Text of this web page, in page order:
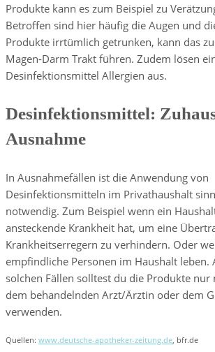
Produkte kann es zum Beispiel zu
Betroffen sind hier häufig die Augen und
Produkte irrtümlich getrunken, kann das
Magen-Darm Trakt führen. Zudem lösen
Desinfektionsmittel Allergien aus.
Desinfektionsmittel:
Ausnahme
In Ausnahmefällen ist die Anwendung von
Desinfektionsmitteln im Privathaushalt
notwendig. Zum Beispiel wenn ein
ansteckende Krankheit hat, um eine
Krankheitserregern zu verhindern. Oder
empfindliche Personen im Haushalt leben.
solchen Fällen solltest du die Produkte nur
dem behandelnden Arzt/Ärztin oder dem
verwenden.
Quellen: www.deutsche-apotheker-zeitung.de, bfr.de